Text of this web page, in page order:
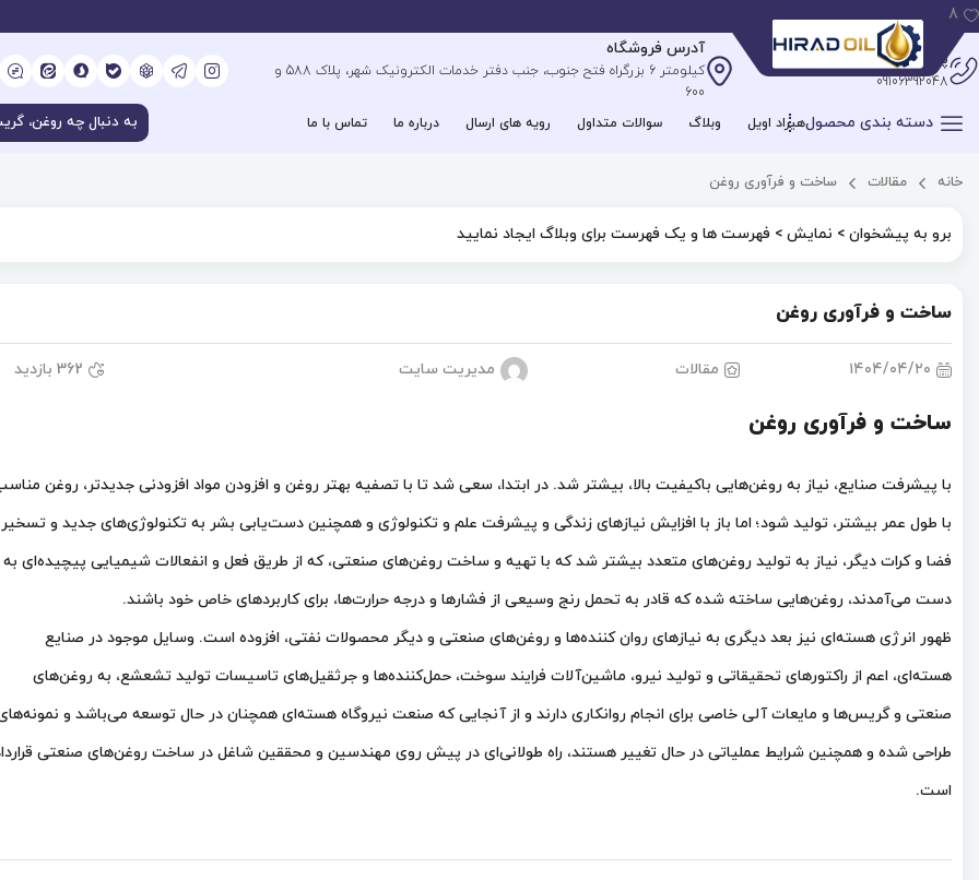
پشتیبانی آنلاین
09106392048
آدرس فروشگاه
کیلومتر 6 بزرگراه فتح جنوب، جنب دفتر خدمات الکترونیک شهر، پلاک 588 و
600
دسته بندی محصولهیراد اویل وبلاگ سوالات متداول رویه های ارسال درباره ما تماس با ما
خانه مقالات ساخت و فرآوری روغن
برو به پیشخوان > نمایش > فهرست ها و یک فهرست برای وبلاگ ایجاد نمایید
ساخت و فرآوری روغن
۱۴۰۴/۰۴/۲۰ مقالات مدیریت سایت
8
362 بازدید
ساخت و فرآوری روغن
با پيشرفت صنايع، نياز به روغن‌هایی باكيفيت بالا، بيشتر شد. در ابتدا، سعی شد تا با تصفيه بهتر روغن و افزودن مواد افزودنی جديدتر، روغن
با طول عمر بيشتر، توليد شود؛ اما باز با افزايش نيازهای زندگی و پيشرفت علم و تكنولوژی و همچنین دست‌يابی بشر به تكنولوژی‌های جديد و تسخير
فضا و كرات ديگر، نياز به توليد روغن‌های متعدد بیشتر شد كه با تهيه و ساخت روغن‌های صنعتی، كه از طریق فعل و انفعالات شيميایی پيچيده‌ای به
دست می‌آمدند، روغن‌هایی ساخته شده كه قادر به تحمل رنج وسيعی از فشارها و درجه حرارت‌ها، برای كاربردهای خاص خود باشند.
ظهور انرژی هسته‌ای نيز بعد ديگری به نیازهای روان کننده‌ها و روغن‌های صنعتی و دیگر محصولات نفتی، افزوده است. وسايل موجود در صنايع
هسته‌ای، اعم از راكتورهای تحقيقاتی و توليد نيرو، ماشين‌آلات فرايند سوخت، حمل‌كننده‌ها و جرثقيل‌های تاسيسات توليد تشعشع، به روغن‌های
صنعتی و گريس‌ها و مايعات آلی خاصی برای انجام روانکاری دارند و از آنجایی كه صنعت نيروگاه هسته‌ای همچنان در حال توسعه می‌باشد و
طراحی شده و همچنین شرایط عملياتی در حال تغيير هستند، راه طولانی‌ای در پيش روی مهندسين و محققين شاغل در ساخت روغن‌های صنعتی
است.